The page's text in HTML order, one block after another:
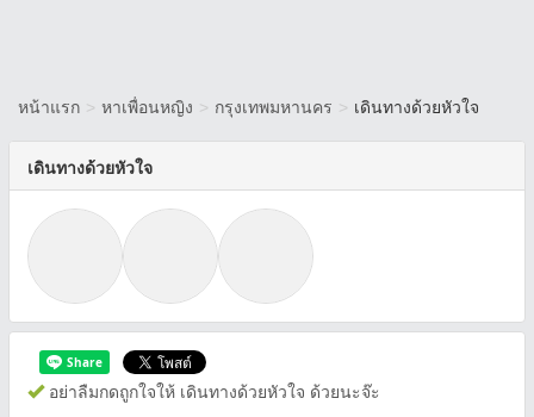
หน้าแรก > หาเพื่อนหญิง > กรุงเทพมหานคร > เดินทางด้วยหัวใจ
เดินทางด้วยหัวใจ
อย่าลืมกดถูกใจให้ เดินทางด้วยหัวใจ ด้วยนะจ๊ะ